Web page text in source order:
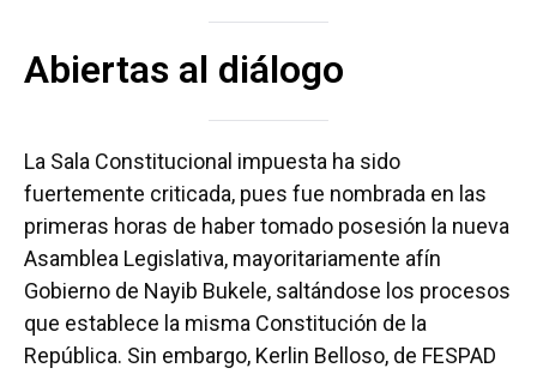
Abiertas al diálogo
La Sala Constitucional impuesta ha sido
fuertemente criticada, pues fue nombrada en las
primeras horas de haber tomado posesión la nueva
Asamblea Legislativa, mayoritariamente afín
Gobierno de Nayib Bukele, saltándose los procesos
que establece la misma Constitución de la
República. Sin embargo, Kerlin Belloso, de FESPAD